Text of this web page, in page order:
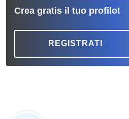
Crea gratis il tuo profilo!
REGISTRATI